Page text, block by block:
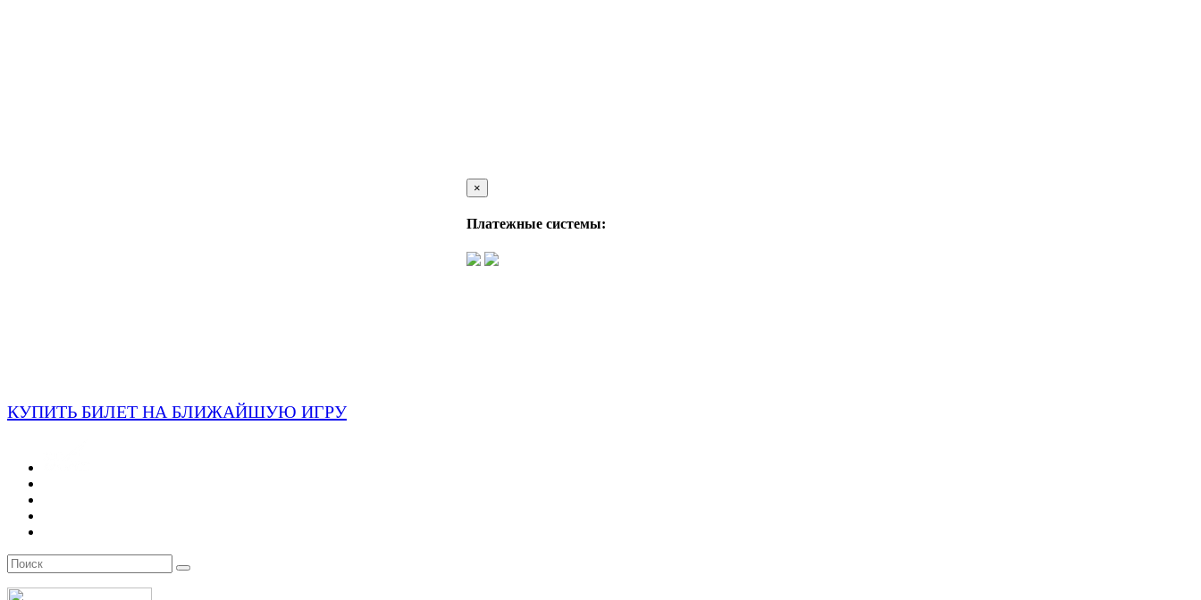
×
Платежные системы:
КУПИТЬ БИЛЕТ НА БЛИЖАЙШУЮ ИГРУ